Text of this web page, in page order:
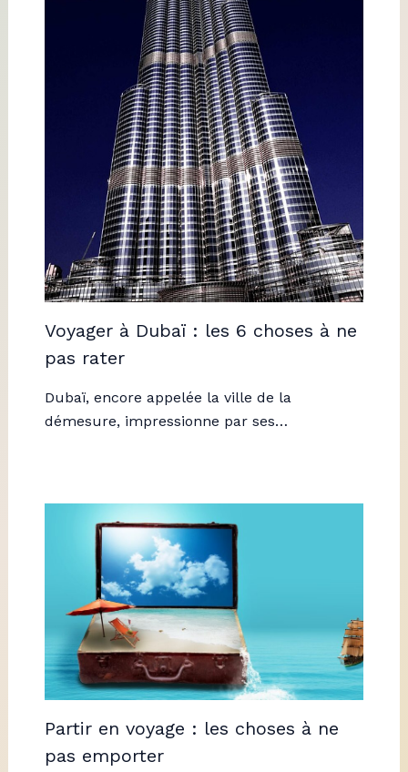
Voyager à Dubaï : les 6 choses à ne
pas rater
Dubaï, encore appelée la ville de la
démesure, impressionne par ses…
Partir en voyage : les choses à ne
pas emporter